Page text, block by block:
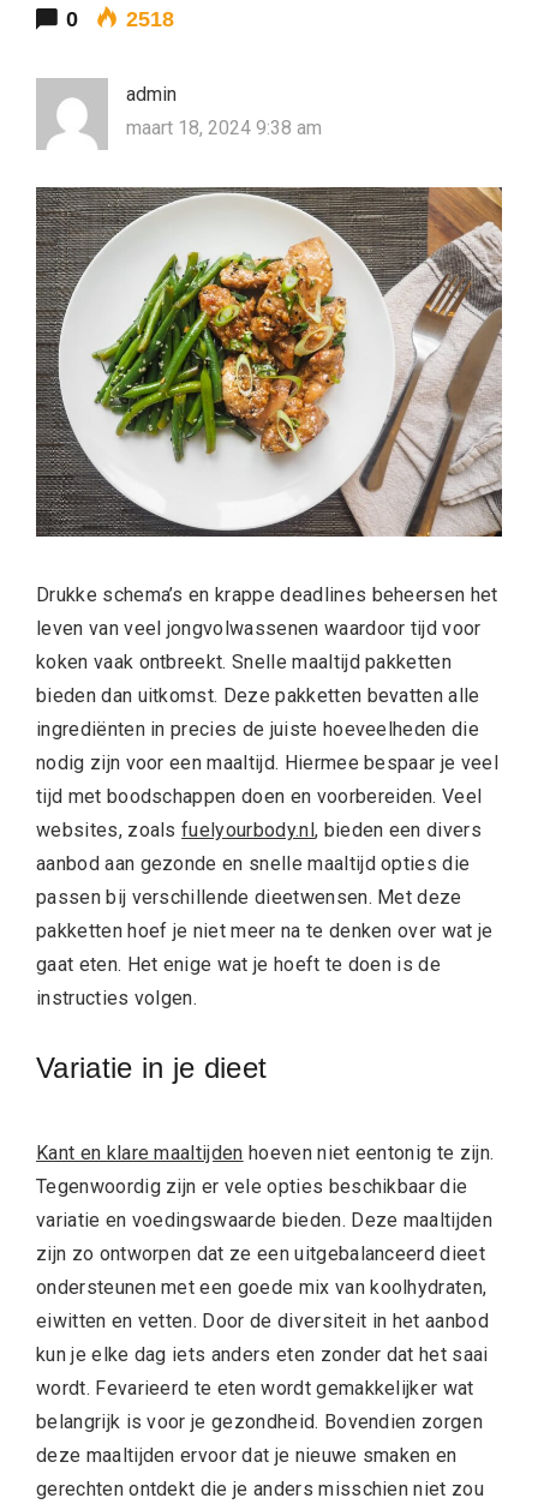
0 2518
admin
maart 18, 2024 9:38 am
Drukke schema’s en krappe deadlines beheersen het
leven van veel jongvolwassenen waardoor tijd voor
koken vaak ontbreekt. Snelle maaltijd pakketten
bieden dan uitkomst. Deze pakketten bevatten alle
ingrediënten in precies de juiste hoeveelheden die
nodig zijn voor een maaltijd. Hiermee bespaar je veel
tijd met boodschappen doen en voorbereiden. Veel
websites, zoalsfuelyourbody.nl , bieden een divers
aanbod aan gezonde en snelle maaltijd opties die
passen bij verschillende dieetwensen. Met deze
pakketten hoef je niet meer na te denken over wat je
gaat eten. Het enige wat je hoeft te doen is de
instructies volgen.
Variatie in je dieet
Kant en klare maaltijden hoeven niet eentonig te zijn.
Tegenwoordig zijn er vele opties beschikbaar die
variatie en voedingswaarde bieden. Deze maaltijden
zijn zo ontworpen dat ze een uitgebalanceerd dieet
ondersteunen met een goede mix van koolhydraten,
eiwitten en vetten. Door de diversiteit in het aanbod
kun je elke dag iets anders eten zonder dat het saai
wordt. Fevarieerd te eten wordt gemakkelijker wat
belangrijk is voor je gezondheid. Bovendien zorgen
deze maaltijden ervoor dat je nieuwe smaken en
gerechten ontdekt die je anders misschien niet zou